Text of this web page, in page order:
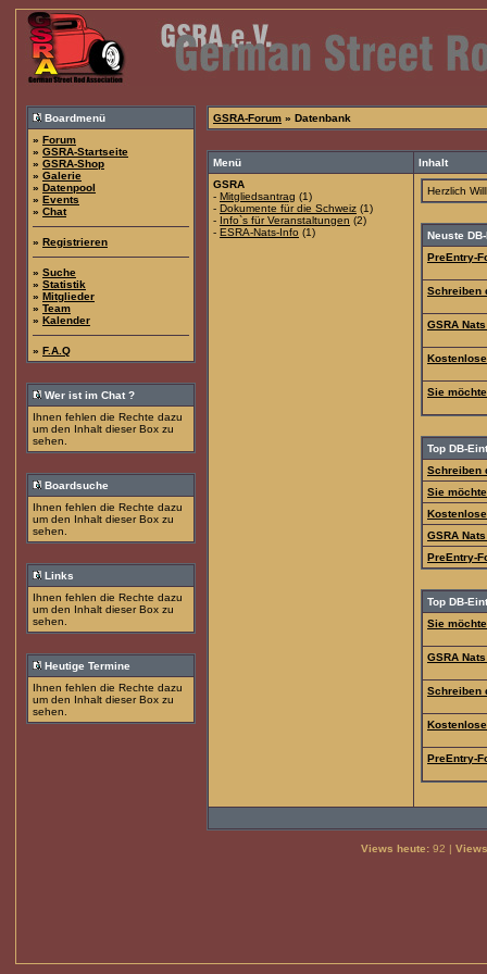
Boardmenü
» Forum
» GSRA-Startseite
» GSRA-Shop
» Galerie
» Datenpool
» Events
» Chat
» Registrieren
» Suche
» Statistik
» Mitglieder
» Team
» Kalender
» F.A.Q
Wer ist im Chat ?
Ihnen fehlen die Rechte dazu
um den Inhalt dieser Box zu
sehen.
Boardsuche
Ihnen fehlen die Rechte dazu
um den Inhalt dieser Box zu
sehen.
Links
Ihnen fehlen die Rechte dazu
um den Inhalt dieser Box zu
sehen.
Heutige Termine
Ihnen fehlen die Rechte dazu
um den Inhalt dieser Box zu
sehen.
GSRA-Forum » Datenbank
Menü
Inhalt
GSRA
- Mitgliedsantrag (1)
- Dokumente für die Schweiz (1)
- Info`s für Veranstaltungen (2)
- ESRA-Nats-Info (1)
Herzlich
Neuste
PreEntry-
Schreiben
GSRA
Sie
Top DB-
Schreiben
Sie
GSRA
PreEntry-
Top DB-
Sie
GSRA
Schreiben
PreEntry-
Views heute:92 |